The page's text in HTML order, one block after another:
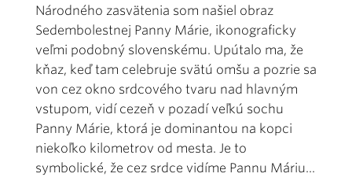
Národného zasvätenia som našiel obraz
Sedembolestnej Panny Márie, ikonograficky
veľmi podobný slovenskému. Upútalo ma, že
kňaz, keď tam celebruje svätú omšu a pozrie sa
von cez okno srdcového tvaru nad hlavným
vstupom, vidí cezeň v pozadí veľkú sochu
Panny Márie, ktorá je dominantou na kopci
niekoľko kilometrov od mesta. Je to
symbolické, že cez srdce vidíme Pannu Máriu...